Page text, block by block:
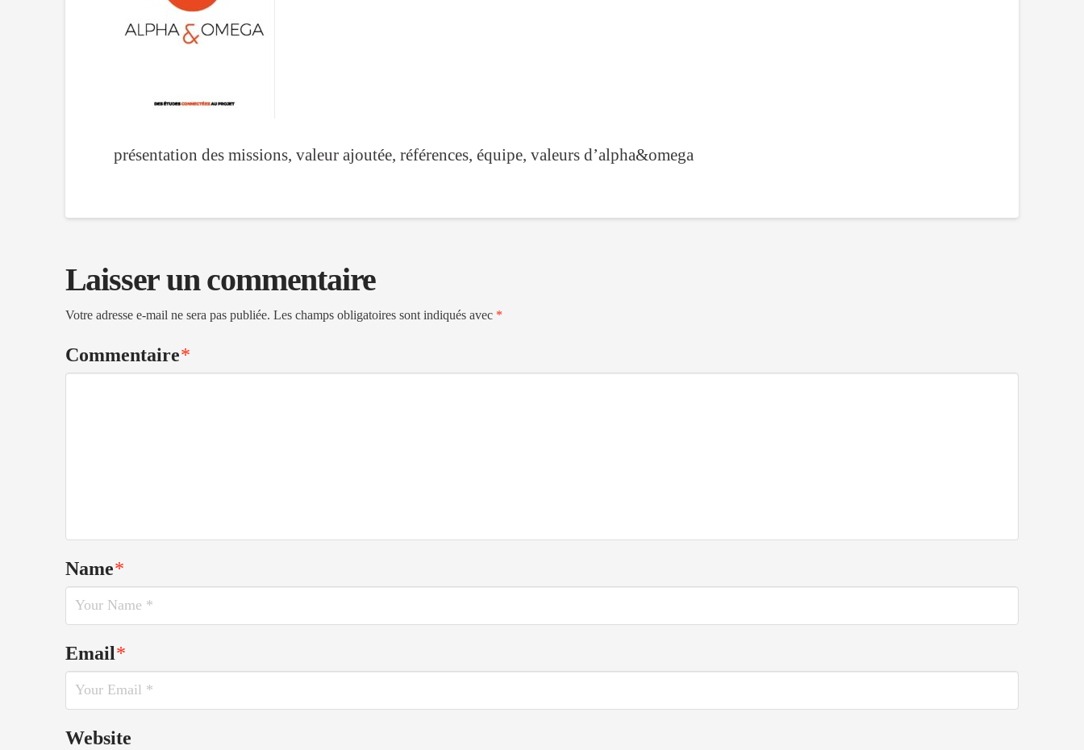
présentation des missions, valeur ajoutée, références, équipe, valeurs d’alpha&omega
Laisser un commentaire
Votre adresse e-mail ne sera pas publiée. Les champs obligatoires sont indiqués avec *
Commentaire*
Name*
Email*
Website